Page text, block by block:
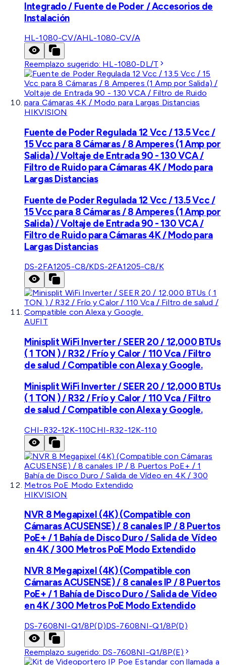
Integrado / Fuente de Poder / Accesorios de
Instalación
HL-1080-CV/AHL-1080-CV/A
Reemplazo sugerido: HL-1080-DL/T
HIKVISION
Fuente de Poder Regulada 12 Vcc / 13.5 Vcc /
15 Vcc para 8 Cámaras / 8 Amperes (1 Amp por
Salida) / Voltaje de Entrada 90 - 130 VCA /
Filtro de Ruido para Cámaras 4K / Modo para
Largas Distancias
Fuente de Poder Regulada 12 Vcc / 13.5 Vcc /
15 Vcc para 8 Cámaras / 8 Amperes (1 Amp por
Salida) / Voltaje de Entrada 90 - 130 VCA /
Filtro de Ruido para Cámaras 4K / Modo para
Largas Distancias
DS-2FA1205-C8/KDS-2FA1205-C8/K
AUFIT
Minisplit WiFi Inverter / SEER 20 / 12,000 BTUs
( 1 TON ) / R32 / Frío y Calor / 110 Vca / Filtro
de salud / Compatible con Alexa y Google.
Minisplit WiFi Inverter / SEER 20 / 12,000 BTUs
( 1 TON ) / R32 / Frío y Calor / 110 Vca / Filtro
de salud / Compatible con Alexa y Google.
CHI-R32-12K-110CHI-R32-12K-110
HIKVISION
NVR 8 Megapixel (4K) (Compatible con
Cámaras ACUSENSE) / 8 canales IP / 8 Puertos
PoE+ / 1 Bahía de Disco Duro / Salida de Vídeo
en 4K / 300 Metros PoE Modo Extendido
NVR 8 Megapixel (4K) (Compatible con
Cámaras ACUSENSE) / 8 canales IP / 8 Puertos
PoE+ / 1 Bahía de Disco Duro / Salida de Vídeo
en 4K / 300 Metros PoE Modo Extendido
DS-7608NI-Q1/8P(D)DS-7608NI-Q1/8P(D)
Reemplazo sugerido: DS-7608NI-Q1/8P(E)